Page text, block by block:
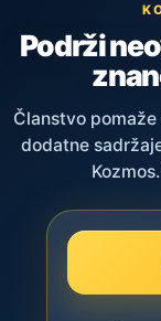
Podrži
Članstvo
dodatne